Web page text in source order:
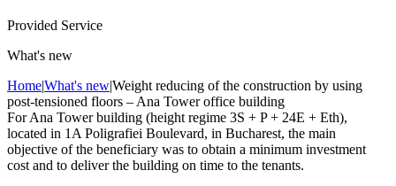
Provided Service
What's new
Home|What's new|Weight reducing of the construction by using
post-tensioned floors – Ana Tower office building
For Ana Tower building (height regime 3S + P + 24E + Eth),
located in 1A Poligrafiei Boulevard, in Bucharest, the main
objective of the beneficiary was to obtain a minimum investment
cost and to deliver the building on time to the tenants.